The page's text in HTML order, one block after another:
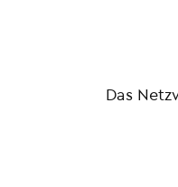
Das